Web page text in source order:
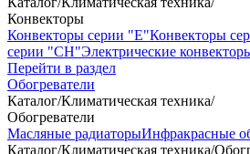
Конвекторы
Конвекторы серии "Е"Конвекторы
серии "СН"Электрические
Перейти в раздел
Обогреватели
Каталог/Климатическая техника/
Обогреватели
Масляные радиаторыИнфракрасные
Каталог/Климатическая техника/